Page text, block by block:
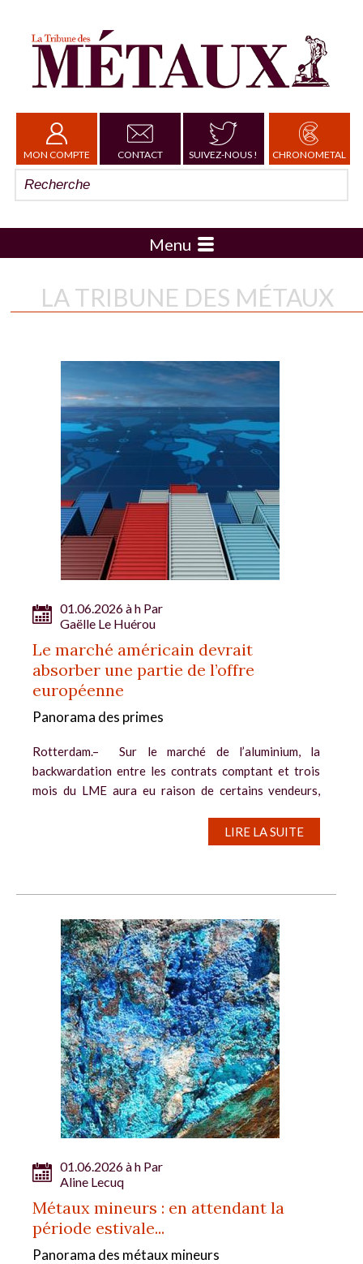
MON COMPTE CONTACT SUIVEZ-NOUS ! CHRONOMETAL
Menu
LA TRIBUNE DES MÉTAUX
01.06.2026 à h Par
Gaëlle Le Huérou
Le marché américain devrait
absorber une partie de l’offre
européenne
Panorama des primes
Rotterdam.– Sur le marché de l’aluminium, la
backwardation entre les contrats comptant et trois
mois du LME aura eu raison de certains vendeurs,
LIRE LA SUITE
01.06.2026 à h Par
Aline Lecuq
Métaux mineurs : en attendant la
période estivale...
Panorama des métaux mineurs